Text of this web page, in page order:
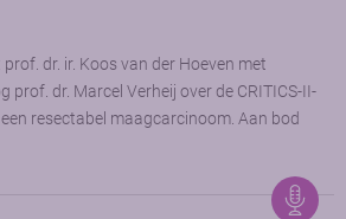
dr. ir. Koos van der Hoeven met
dr. Marcel Verheij over de CRITICS-II-
resectabel maagcarcinoom. Aan bod